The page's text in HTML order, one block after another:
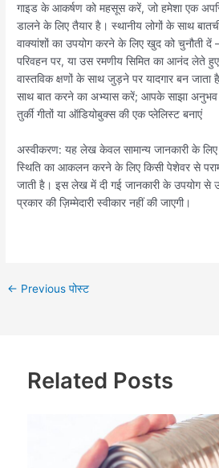
गाइड के आकर्षण को महसूस करें, जो हमेशा एक
डालने के लिए तैयार है। स्थानीय लोगों के साथ
वाक्यांशों का उपयोग करने के लिए खुद को चुनौती दें
परिवहन पर, या उस रमणीय सिमित का आनंद लेते
वास्तविक क्षणों के साथ जुड़ने पर यादगार बन जाता
साथ बात करने का अभ्यास करें; आपके साझा अनुभव
तुर्की गीतों या ऑडियोबुक्स की एक प्लेलिस्ट बनाएं
अस्वीकरण: यह लेख केवल सामान्य जानकारी के
स्थिति का आकलन करने के लिए किसी पेशेवर से
जाती है। इस लेख में दी गई जानकारी के उपयोग से
प्रकार की ज़िम्मेदारी स्वीकार नहीं की जाएगी।
← Previous पोस्ट
Related Posts